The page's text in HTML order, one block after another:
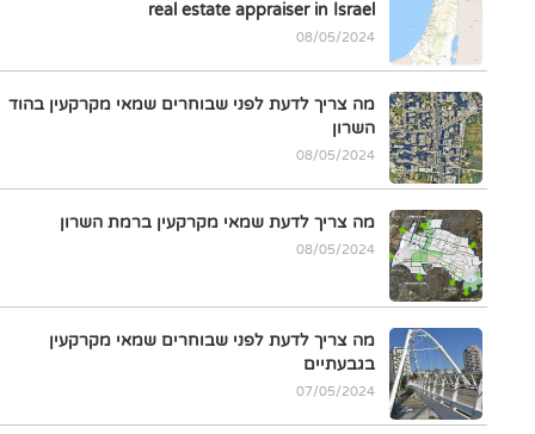
real estate appraiser in Israel
08/05/2024
מה צריך לדעת לפני שבוחרים שמאי מקרקעין בהוד
השרון
08/05/2024
מה צריך לדעת שמאי מקרקעין ברמת השרון
08/05/2024
מה צריך לדעת לפני שבוחרים שמאי מקרקעין
בגבעתיים
07/05/2024